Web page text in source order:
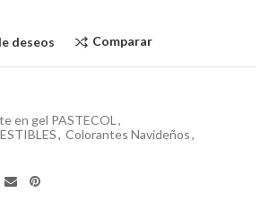
deseos Comparar
en gel PASTECOL ,
, Colorantes Navideños,